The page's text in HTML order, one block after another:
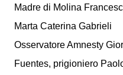
Madre di Molina
Marta Caterina Gabrieli
Osservatore Amnesty
Fuentes, prigioniero